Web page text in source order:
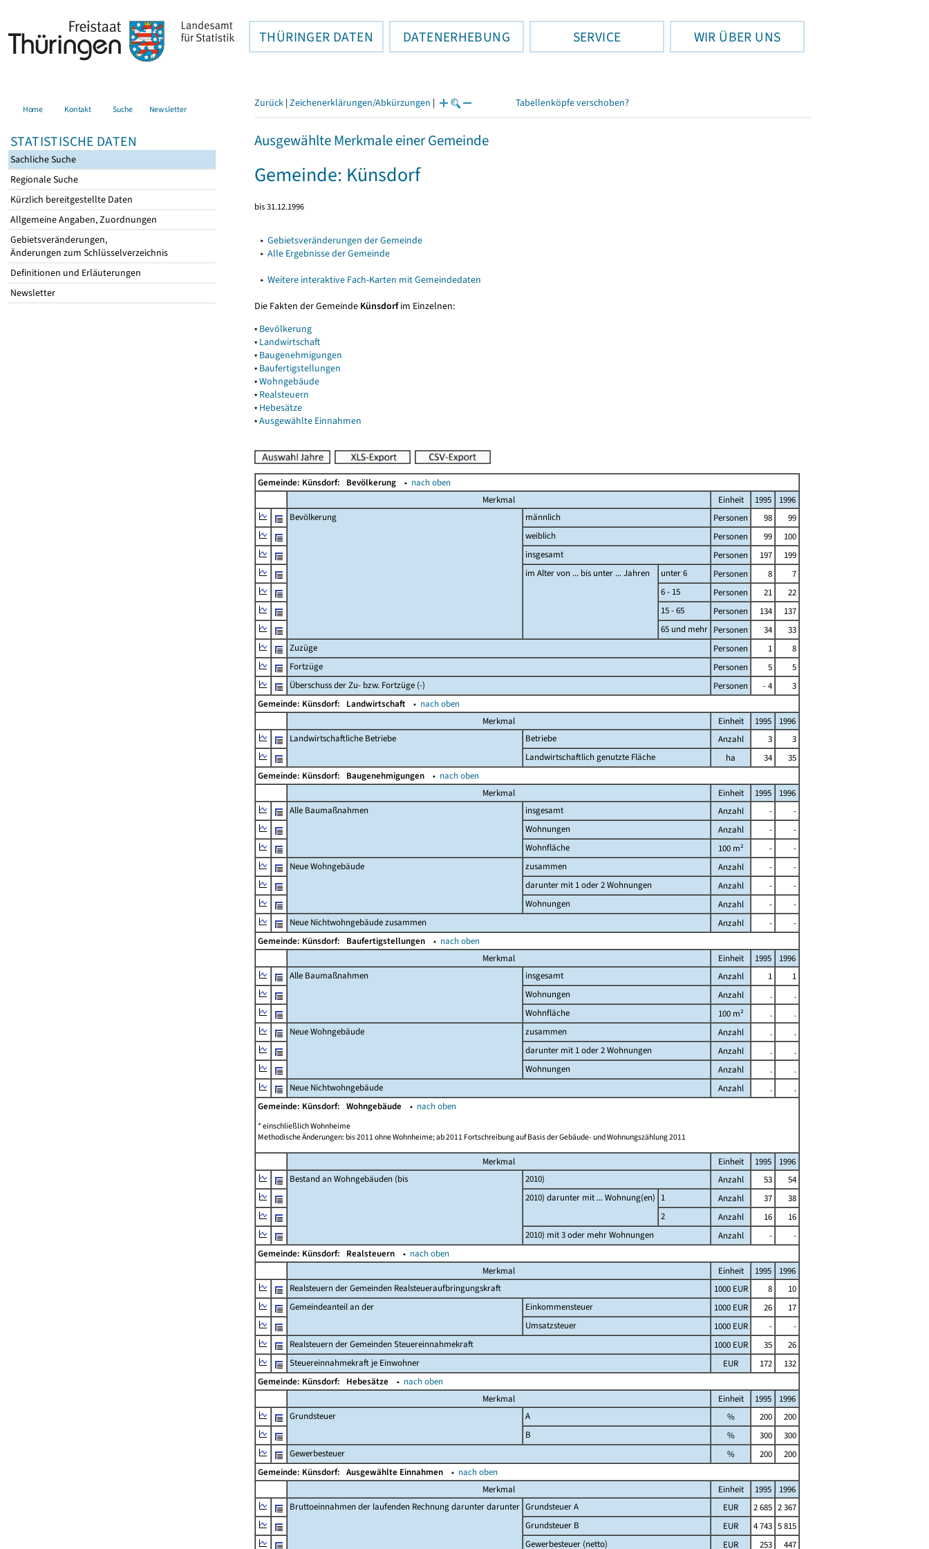
THÜRINGER DATEN DATENERHEBUNG SERVICE WIR ÜBER UNS
Home Kontakt Suche Newsletter
STATISTISCHE DATEN
Sachliche Suche
Regionale Suche
Kürzlich bereitgestellte Daten
Allgemeine Angaben, Zuordnungen
Gebietsveränderungen,
Änderungen zum Schlüsselverzeichnis
Definitionen und Erläuterungen
Newsletter
Zurück | Zeichenerklärungen/Abkürzungen | Tabellenköpfe verschoben?
Ausgewählte Merkmale einer Gemeinde
Gemeinde: Künsdorf
bis 31.12.1996
▸ Gebietsveränderungen der Gemeinde
▸ Alle Ergebnisse der Gemeinde
▸ Weitere interaktive Fach-Karten mit Gemeindedaten
Die Fakten der Gemeinde Künsdorfim Einzelnen:
▾ Bevölkerung
▾ Landwirtschaft
▾ Baugenehmigungen
▾ Baufertigstellungen
▾Wohngebäude
▾ Realsteuern
▾ Hebesätze
▾Ausgewählte Einnahmen
Gemeinde: Künsdorf: Bevölkerung ▴ nach oben
Merkmal
Einheit 1995
1996
Bevölkerung
männlich Personen 98
99
weiblich
Personen 99
100
insgesamt
Personen 197
199
im Alter von ... bis unter ... Jahren
unter 6 Personen 8
7
6 - 15
Personen 21
22
15 - 65
Personen 134
137
65 und mehr Personen 34
33
Zuzüge
Personen 1
8
Fortzüge
Personen 5
5
Überschuss der Zu- bzw. Fortzüge (-)
Personen - 4
3
Gemeinde: Künsdorf: Landwirtschaft ▴ nach oben
Merkmal
Einheit 1995
1996
Landwirtschaftliche Betriebe
Betriebe Anzahl 3
3
Landwirtschaftlich genutzte Fläche
ha 34
35
Gemeinde: Künsdorf: Baugenehmigungen ▴ nach oben
Merkmal
Einheit 1995
1996
Alle Baumaßnahmen
insgesamt Anzahl -
-
Wohnungen
Anzahl -
-
Wohnfläche
100 m² -
-
Neue Wohngebäude
zusammen Anzahl -
-
darunter mit 1 oder 2 Wohnungen
Anzahl -
-
Wohnungen
Anzahl -
-
Neue Nichtwohngebäude zusammen
Anzahl -
-
Gemeinde: Künsdorf: Baufertigstellungen ▴ nach oben
Merkmal
Einheit 1995
1996
Alle Baumaßnahmen
insgesamt Anzahl 1
1
Wohnungen
Anzahl .
.
Wohnfläche
100 m² .
.
Neue Wohngebäude
zusammen Anzahl .
.
darunter mit 1 oder 2 Wohnungen
Anzahl .
.
Wohnungen
Anzahl .
.
Neue Nichtwohngebäude
Anzahl .
.
Gemeinde: Künsdorf: Wohngebäude ▴ nach oben
* einschließlich Wohnheime
Methodische Änderungen: bis 2011 ohne Wohnheime; ab 2011 Fortschreibung auf Basis der Gebäude- und Wohnungszählung 2011
Merkmal Einheit 1995
1996
Bestand an Wohngebäuden (bis
2010) Anzahl 53
54
2010) darunter mit ... Wohnung(en) 1 Anzahl 37
38
2
Anzahl 16
16
2010) mit 3 oder mehr Wohnungen
Anzahl -
-
Gemeinde: Künsdorf: Realsteuern ▴ nach oben
Merkmal
Einheit 1995
1996
Realsteuern der Gemeinden Realsteueraufbringungskraft
1000 EUR 8
10
Gemeindeanteil an der
Einkommensteuer 1000 EUR 26
17
Umsatzsteuer
1000 EUR -
-
Realsteuern der Gemeinden Steuereinnahmekraft
1000 EUR 35
26
Steuereinnahmekraft je Einwohner
EUR 172
132
Gemeinde: Künsdorf: Hebesätze ▴ nach oben
Merkmal
Einheit 1995
1996
Grundsteuer
A % 200
200
B
% 300
300
Gewerbesteuer
% 200
200
Gemeinde: Künsdorf: Ausgewählte Einnahmen ▴ nach oben
Merkmal
Einheit 1995
1996
Bruttoeinnahmen der laufenden Rechnung darunter darunter Grundsteuer A EUR 2 685 2 367
Grundsteuer B
EUR 4 743 5 815
Gewerbesteuer (netto)
EUR 253 447